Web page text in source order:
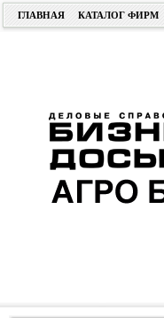
ГЛАВНАЯ КАТАЛОГ ФИРМ